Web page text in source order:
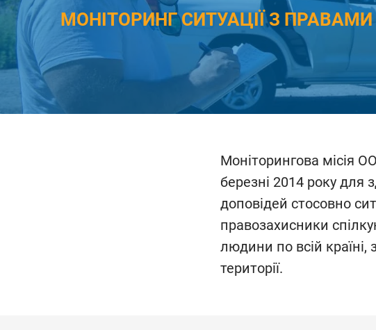
МОНІТОРИНГ СИТУАЦІЇ З
Моніторингова місія
березні 2014 року для
доповідей стосовно
правозахисники
людини по всій
території.